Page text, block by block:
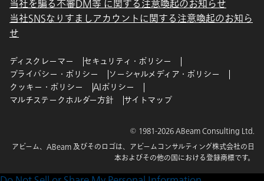
当社を騙る不審DM等 に関する注意喚起のお知らせ
当社SNSなりすましアカウントに関する注意喚起のお知ら
せ
ディスクレーマー
セキュリティ・ポリシー
プライバシー・ポリシー
ソーシャルメディア・ポリシー
クッキー・ポリシー
AIポリシー
マルチステークホルダー方針
サイトマップ
© 1981-2026 ABeam Consulting Ltd.
アビーム、ABeam 及びそのロゴは、アビームコンサルティング株式会社の日
本およびその他の国における登録商標です。